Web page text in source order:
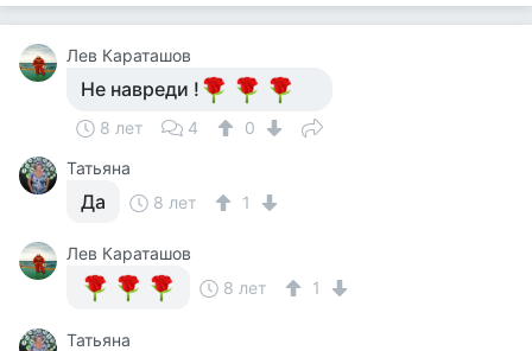
Лев Караташов
Не навреди !
8 лет 4
0
Татьяна
Да 8 лет 1
Лев Караташов
8 лет
1
Татьяна